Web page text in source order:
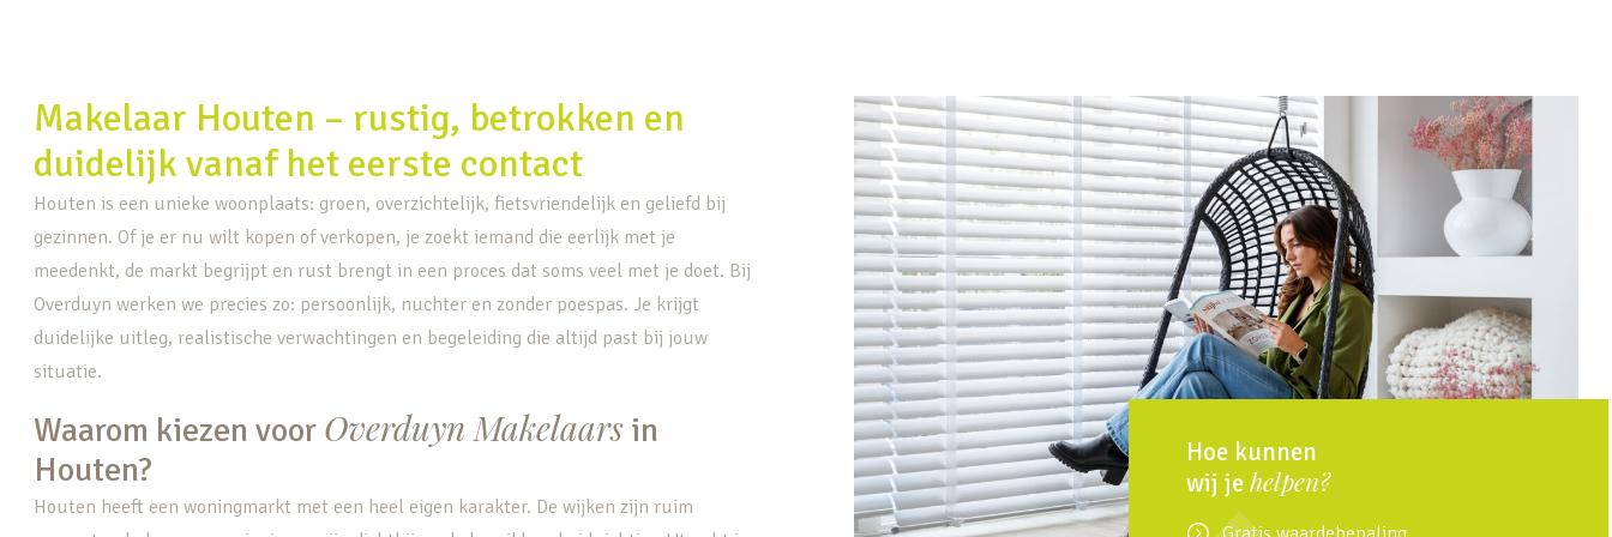
Makelaar Houten – rustig, betrokken en
duidelijk vanaf het eerste contact
Houten is een unieke woonplaats: groen, overzichtelijk, fietsvriendelijk en geliefd bij
gezinnen. Of je er nu wilt kopen of verkopen, je zoekt iemand die eerlijk met je
meedenkt, de markt begrijpt en rust brengt in een proces dat soms veel met je doet. Bij
Overduyn werken we precies zo: persoonlijk, nuchter en zonder poespas. Je krijgt
duidelijke uitleg, realistische verwachtingen en begeleiding die altijd past bij jouw
situatie.
Waarom kiezen voor Overduyn Makelaars in
Houten?
Houten heeft een woningmarkt met een heel eigen karakter. De wijken zijn ruim
Hoe kunnen
wij jehelpen?